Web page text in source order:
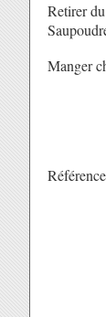
Retirer
Manger